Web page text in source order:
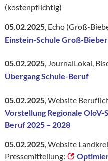
(kostenpflichtig)
05.02.2025, Echo (Groß-
Einstein-Schule Groß-
05.02.2025, JournalLokal,
Übergang Schule-Beruf
05.02.2025, Website
Vorstellung Regionale OloV-
Beruf 2025 – 2028
05.02.2025 Website
Pressemitteilung: